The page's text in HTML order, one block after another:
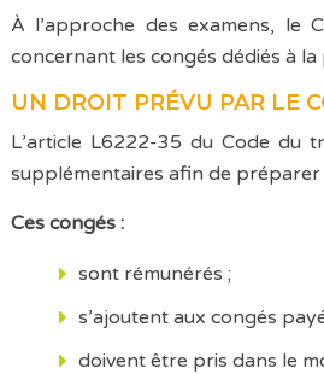
À l’approche des examens, le
concernant les congés dédiés à
UN DROIT PRÉVU PAR LE
L’article L6222-35 du Code du
supplémentaires afin de
Ces congés :
sont rémunérés ;
s’ajoutent aux congés
doivent être pris dans le